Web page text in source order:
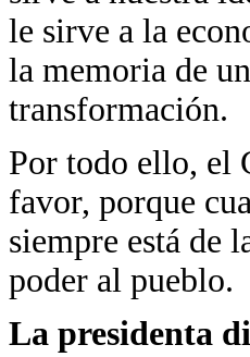
le sirve a la
la memoria de
transformación.
Por todo ello, el
favor, porque
siempre está de
poder al pueblo.
La presidenta